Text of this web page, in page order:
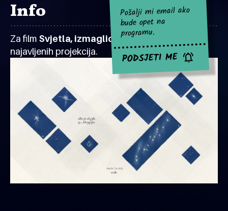
Info
Za film Svjetla, izmaglica
za sad nema
najavljenih projekcija.
Pošalji mi email ako
bude opet na
programu.
PODSJETI ME